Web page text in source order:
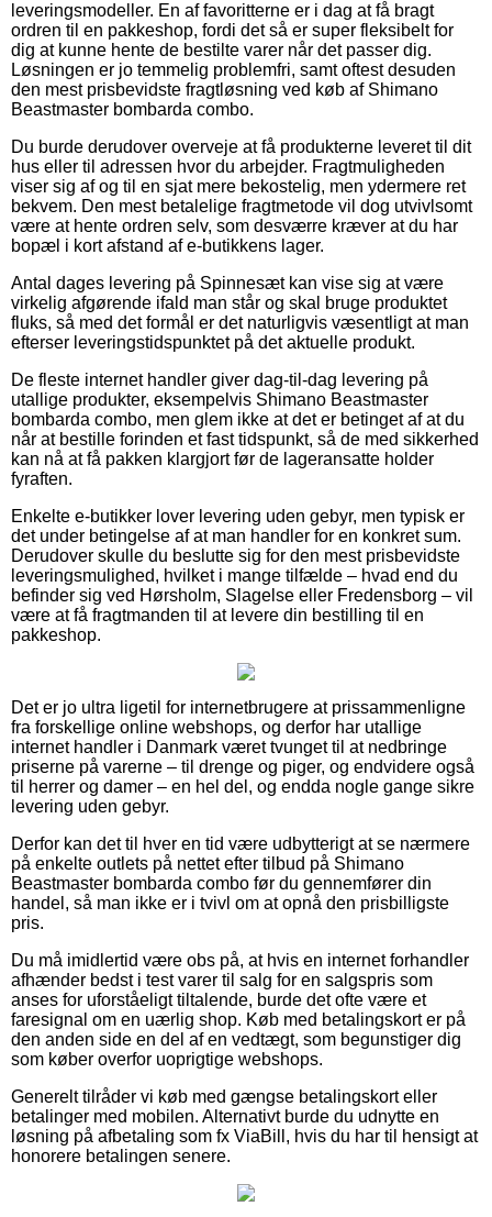
leveringsmodeller. En af favoritterne er i dag at få bragt
ordren til en pakkeshop, fordi det så er super fleksibelt for
dig at kunne hente de bestilte varer når det passer dig.
Løsningen er jo temmelig problemfri, samt oftest desuden
den mest prisbevidste fragtløsning ved køb af Shimano
Beastmaster bombarda combo.
Du burde derudover overveje at få produkterne leveret til dit
hus eller til adressen hvor du arbejder. Fragtmuligheden
viser sig af og til en sjat mere bekostelig, men ydermere ret
bekvem. Den mest betalelige fragtmetode vil dog utvivlsomt
være at hente ordren selv, som desværre kræver at du har
bopæl i kort afstand af e-butikkens lager.
Antal dages levering på Spinnesæt kan vise sig at være
virkelig afgørende ifald man står og skal bruge produktet
fluks, så med det formål er det naturligvis væsentligt at man
efterser leveringstidspunktet på det aktuelle produkt.
De fleste internet handler giver dag-til-dag levering på
utallige produkter, eksempelvis Shimano Beastmaster
bombarda combo, men glem ikke at det er betinget af at du
når at bestille forinden et fast tidspunkt, så de med sikkerhed
kan nå at få pakken klargjort før de lageransatte holder
fyraften.
Enkelte e-butikker lover levering uden gebyr, men typisk er
det under betingelse af at man handler for en konkret sum.
Derudover skulle du beslutte sig for den mest prisbevidste
leveringsmulighed, hvilket i mange tilfælde – hvad end du
befinder sig ved Hørsholm, Slagelse eller Fredensborg – vil
være at få fragtmanden til at levere din bestilling til en
pakkeshop.
Det er jo ultra ligetil for internetbrugere at prissammenligne
fra forskellige online webshops, og derfor har utallige
internet handler i Danmark været tvunget til at nedbringe
priserne på varerne – til drenge og piger, og endvidere også
til herrer og damer – en hel del, og endda nogle gange sikre
levering uden gebyr.
Derfor kan det til hver en tid være udbytterigt at se nærmere
på enkelte outlets på nettet efter tilbud på Shimano
Beastmaster bombarda combo før du gennemfører din
handel, så man ikke er i tvivl om at opnå den prisbilligste
pris.
Du må imidlertid være obs på, at hvis en internet forhandler
afhænder bedst i test varer til salg for en salgspris som
anses for uforståeligt tiltalende, burde det ofte være et
faresignal om en uærlig shop. Køb med betalingskort er på
den anden side en del af en vedtægt, som begunstiger dig
som køber overfor uoprigtige webshops.
Generelt tilråder vi køb med gængse betalingskort eller
betalinger med mobilen. Alternativt burde du udnytte en
løsning på afbetaling som fx ViaBill, hvis du har til hensigt at
honorere betalingen senere.